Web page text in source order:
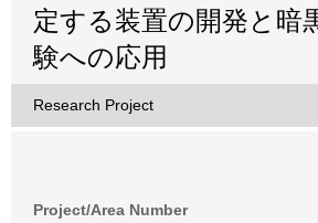
定する装置の開発と暗
験への応用
Research Project
Project/Area Number